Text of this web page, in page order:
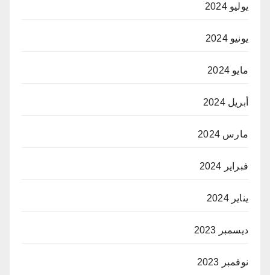
يوليو 2024
يونيو 2024
مايو 2024
أبريل 2024
مارس 2024
فبراير 2024
يناير 2024
ديسمبر 2023
نوفمبر 2023